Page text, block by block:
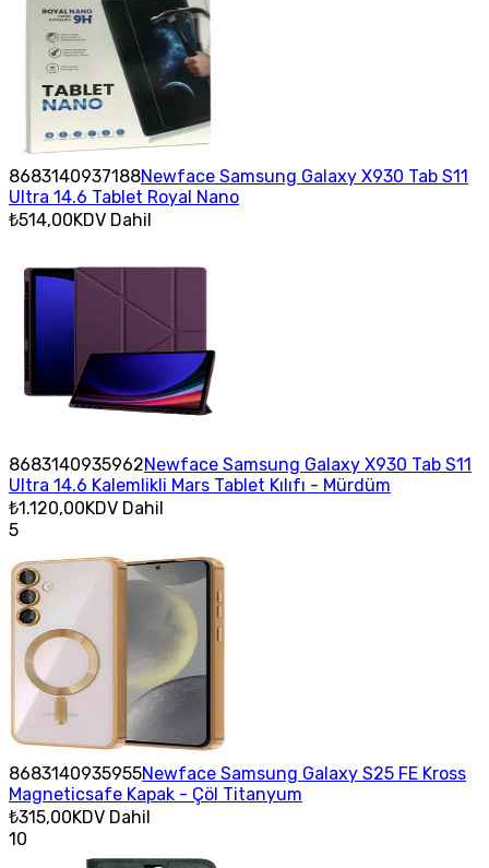
8683140937188Newface Samsung Galaxy X930 Tab S11
Ultra 14.6 Tablet Royal Nano
₺514,00KDV Dahil
8683140935962Newface Samsung Galaxy X930 Tab S11
Ultra 14.6 Kalemlikli Mars Tablet Kılıfı - Mürdüm
₺1.120,00KDV Dahil
5
8683140935955Newface Samsung Galaxy S25 FE Kross
Magneticsafe Kapak - Çöl Titanyum
₺315,00KDV Dahil
10